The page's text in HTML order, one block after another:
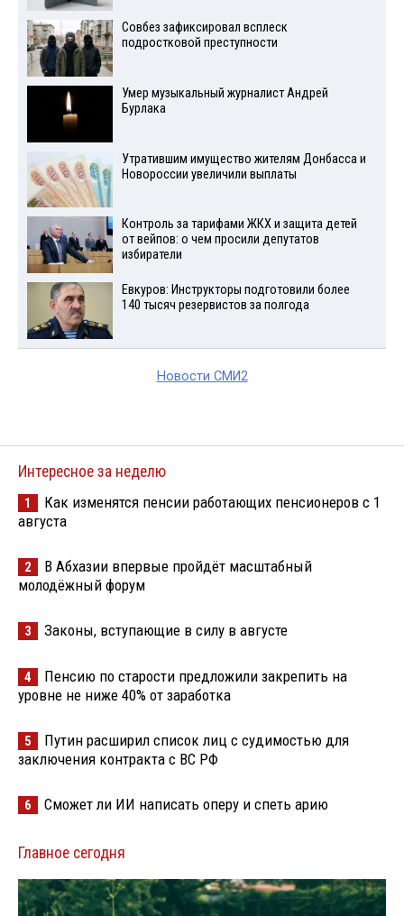
Совбез зафиксировал всплеск
подростковой преступности
Умер музыкальный журналист Андрей
Бурлака
Утратившим имущество жителям Донбасса и
Новороссии увеличили выплаты
Контроль за тарифами ЖКХ и защита детей
от вейпов: о чем просили депутатов
избиратели
Евкуров: Инструкторы подготовили более
140 тысяч резервистов за полгода
Новости СМИ2
Интересное за неделю
1
Как изменятся пенсии работающих пенсионеров с 1
августа
2
В Абхазии впервые пройдёт масштабный
молодёжный форум
3 Законы, вступающие в силу в августе
4
Пенсию по старости предложили закрепить на
уровне не ниже 40% от заработка
5
Путин расширил список лиц с судимостью для
заключения контракта с ВС РФ
6 Сможет ли ИИ написать оперу и спеть арию
Главное сегодня